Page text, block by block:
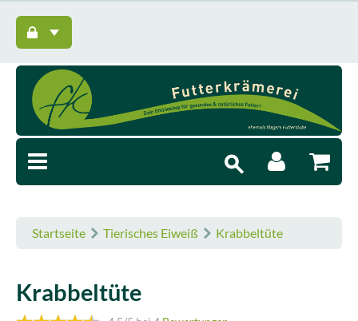
Startseite Tierisches Eiweiß Krabbeltüte
Krabbeltüte